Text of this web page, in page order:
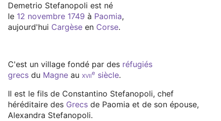
Demetrio Stefanopoli est né
le 12 novembre 1749 à Paomia,
aujourd'hui Cargèse en Corse.
C'est un village fondé par des réfugiés
grecs du Magne au xviie siècle.
Il est le fils de Constantino Stefanopoli, chef
héréditaire des Grecs de Paomia et de son épouse,
Alexandra Stefanopoli.